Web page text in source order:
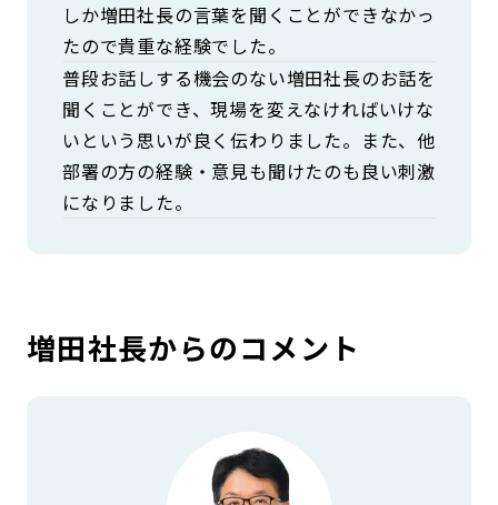
しか増田社長の言葉を聞くことができなかっ
たので貴重な経験でした。
普段お話しする機会のない増田社長のお話を
聞くことができ、現場を変えなければいけな
いという思いが良く伝わりました。また、他
部署の方の経験・意見も聞けたのも良い刺激
になりました。
増田社長からのコメント